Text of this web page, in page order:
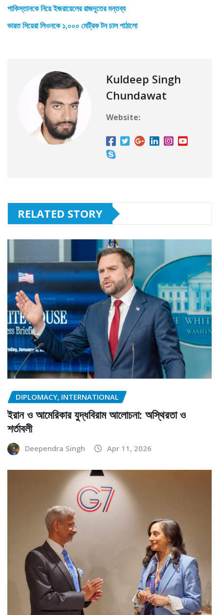
পাকিস্তানকে নিয়ে ইজরায়েলের রাজদূতের মন্তব্য
ভারত সিয়েরা লিওনকে ১,০০০ মেট্রিক টন চাল পাঠালো
Kuldeep Singh
Chundawat
Website:
RELATED STORY
DIPLOMACY, INTERNATIONAL
ইরান ও আমেরিকার যুদ্ধবিরাম আলোচনা: অস্থিরতা ও
শর্তাবলী
Deependra Singh Apr 11, 2026